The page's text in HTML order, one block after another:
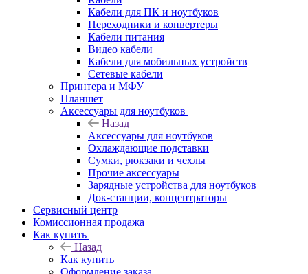
Кабели для ПК и ноутбуков
Переходники и конвертеры
Кабели питания
Видео кабели
Кабели для мобильных устройств
Сетевые кабели
Принтера и МФУ
Планшет
Аксессуары для ноутбуков
Назад
Аксессуары для ноутбуков
Охлаждающие подставки
Сумки, рюкзаки и чехлы
Прочие аксессуары
Зарядные устройства для ноутбуков
Док-станции, концентраторы
Сервисный центр
Комиссионная продажа
Как купить
Назад
Как купить
Оформление заказа